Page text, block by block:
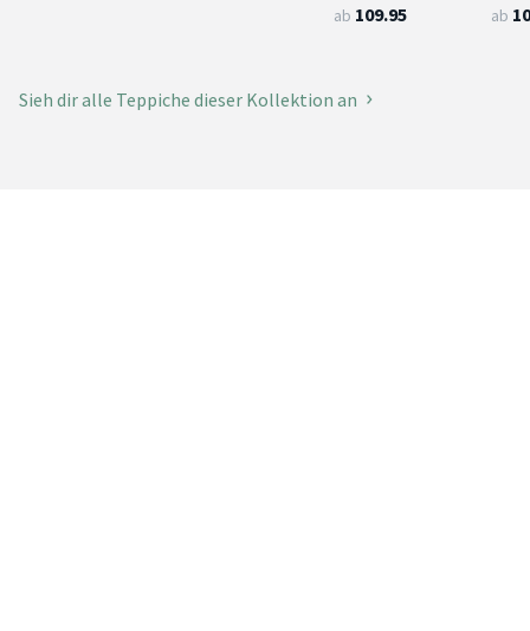
ab 109.95 ab
Sieh dir alle Teppiche dieser Kollektion an